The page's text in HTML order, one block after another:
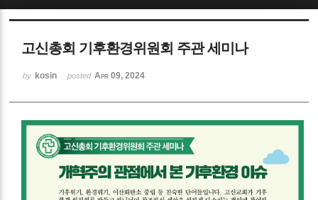
고신총회 기후환경위원회 주관 세미나
by kosin posted Apr 09, 2024
Sketchbook5, 스케치북5
Sketchbook5, 스케치북5